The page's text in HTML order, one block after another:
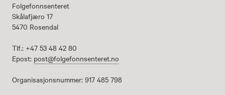
Folgefonnsenteret
Skålafjæro 17
5470 Rosendal
Tlf.: +47 53 48 42 80
Epost: post@folgefonnsenteret.no
Organisasjonsnummer: 917 485 798